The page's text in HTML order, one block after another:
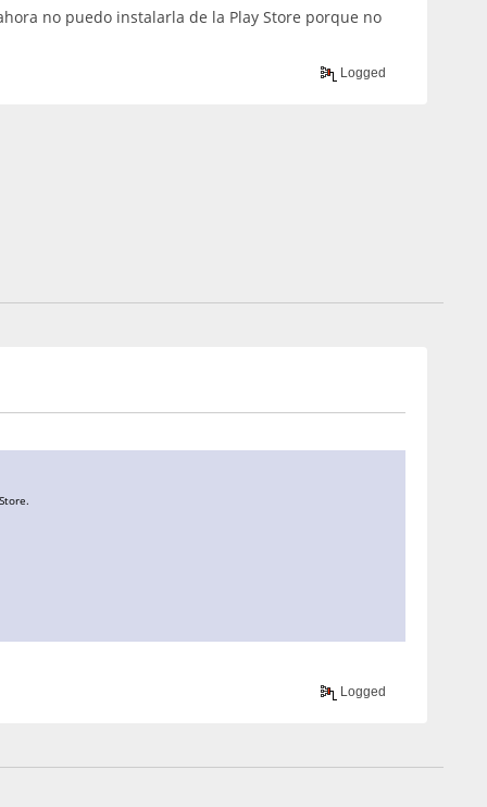
no puedo instalarla de la Play Store porque no
Logged
Logged